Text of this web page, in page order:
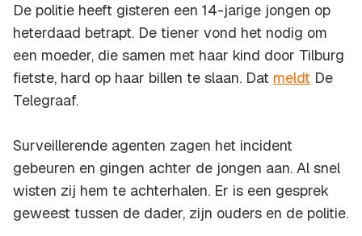
De politie heeft gisteren een 14-jarige jongen op
heterdaad betrapt. De tiener vond het nodig om
een moeder, die samen met haar kind door Tilburg
fietste, hard op haar billen te slaan. Dat meldt De
Telegraaf.
Surveillerende agenten zagen het incident
gebeuren en gingen achter de jongen aan. Al snel
wisten zij hem te achterhalen. Er is een gesprek
geweest tussen de dader, zijn ouders en de politie.